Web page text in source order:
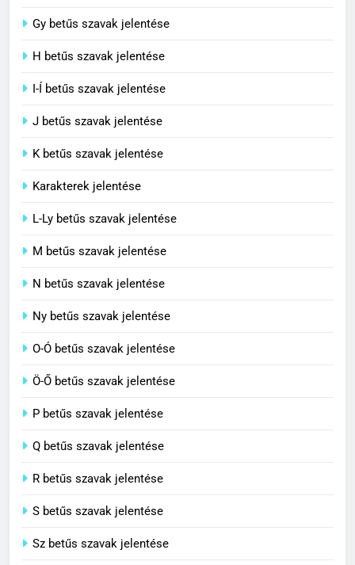
Contemporary jelentése
5
Célkitűzés jelentése
C BETŰS SZAVAK JELENTÉSE
C BETŰS SZAVAK JELENTÉSE
8
Centenárium jelentése
Gy betűs szavak jelentése
H betűs szavak jelentése
I-Í betűs szavak jelentése
J betűs szavak jelentése
K betűs szavak jelentése
Karakterek jelentése
L-Ly betűs szavak jelentése
M betűs szavak jelentése
N betűs szavak jelentése
Ny betűs szavak jelentése
O-Ó betűs szavak jelentése
Ö-Ő betűs szavak jelentése
P betűs szavak jelentése
Q betűs szavak jelentése
R betűs szavak jelentése
S betűs szavak jelentése
Sz betűs szavak jelentése